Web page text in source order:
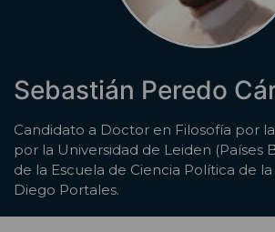
Sebastián Peredo
Candidato a Doctor en Filosofía por
por la Universidad de Leiden (Países
de la Escuela de Ciencia Política de
Diego Portales.